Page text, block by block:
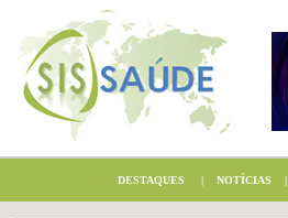
DESTAQUES | NOTÍCIAS |